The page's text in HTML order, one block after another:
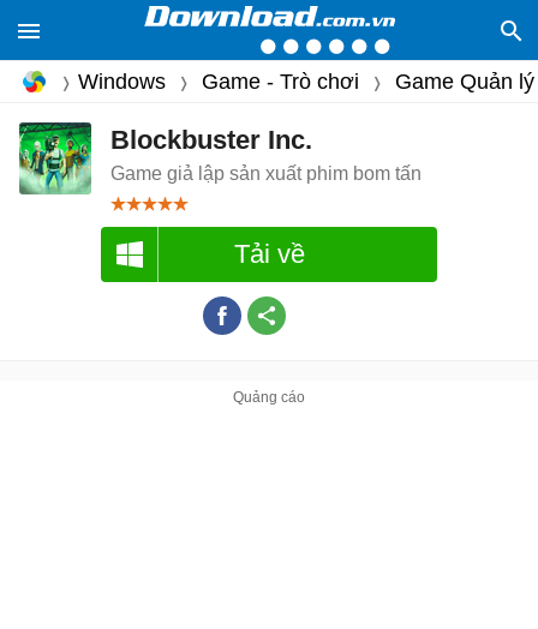
Windows Game - Trò chơi Game Quản lý
Blockbuster Inc.
Game giả lập sản xuất phim bom tấn
Tải về